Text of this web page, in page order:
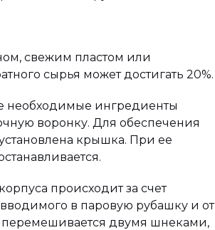
свежим пластом или
сырья может достигать 20%.
необходимые ингредиенты
воронку. Для обеспечения
крышка. При ее
происходит за счет
в паровую рубашку и от
перемешивается двумя шнеками,